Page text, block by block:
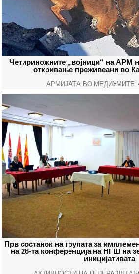
Четириножните „војници“ на АРМ
откривање преживеани во
АРМИЈАТА ВО МЕДИУМИТЕ
Прв состанок на групата за
на 26-та конференција на НГШ на
иницијативата